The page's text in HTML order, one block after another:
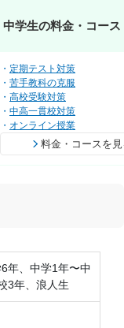
中学生の料金・コース
定期テスト対策
苦手教科の克服
高校受験対策
中高一貫校対策
オンライン授業
料金・コースを
年、中学1年〜中
3年、浪人生